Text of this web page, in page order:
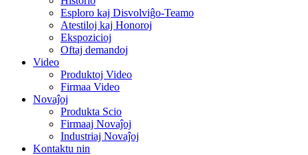
Esploro kaj Disvolviĝo-Teamo
Atestiloj kaj Honoroj
Ekspozicioj
Oftaj demandoj
Video
Produktoj Video
Firmaa Video
Novaĵoj
Produkta Scio
Firmaaj Novaĵoj
Industriaj Novaĵoj
Kontaktu nin